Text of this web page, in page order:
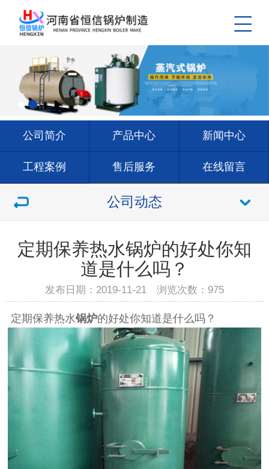
公司简介 产品中心 新闻中心
工程案例 售后服务 在线留言
联系我们 公司动态
定期保养热水锅炉的好处你知
道是什么吗？
发布日期：2019-11-21 浏览次数： 975
定期保养热水锅炉的好处你知道是什么吗？